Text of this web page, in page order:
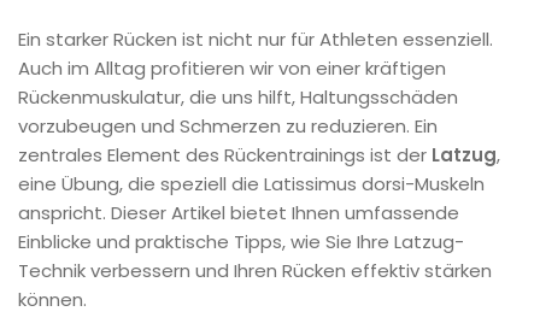
Ein starker Rücken ist nicht nur für Athleten essenziell.
Auch im Alltag profitieren wir von einer kräftigen
Rückenmuskulatur, die uns hilft, Haltungsschäden
vorzubeugen und Schmerzen zu reduzieren. Ein
zentrales Element des Rückentrainings ist der Latzug,
eine Übung, die speziell die Latissimus dorsi-Muskeln
anspricht. Dieser Artikel bietet Ihnen umfassende
Einblicke und praktische Tipps, wie Sie Ihre Latzug-
Technik verbessern und Ihren Rücken effektiv stärken
können.